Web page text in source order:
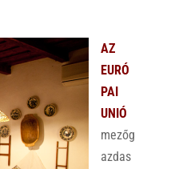
AZ
EURÓ
PAI
UNIÓ
mezőg
azdas